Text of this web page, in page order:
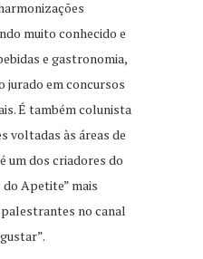
muito conhecido e
e gastronomia,
jurado em concursos
É também colunista
voltadas às áreas de
um dos criadores do
Apetite” mais
no canal